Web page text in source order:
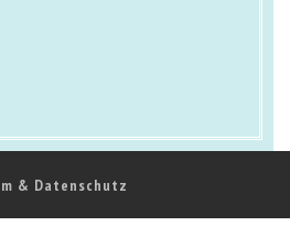
& Datenschutz